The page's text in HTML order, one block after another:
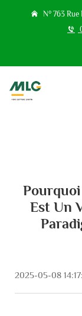
N° 763 Rue
Est Un
2025-05-08